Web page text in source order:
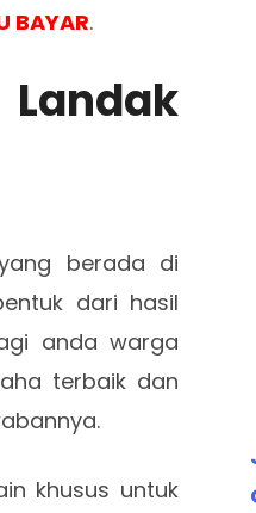
BAYAR.
berada di
dari hasil
anda warga
terbaik dan
khusus untuk